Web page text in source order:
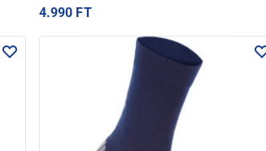
4.990 FT